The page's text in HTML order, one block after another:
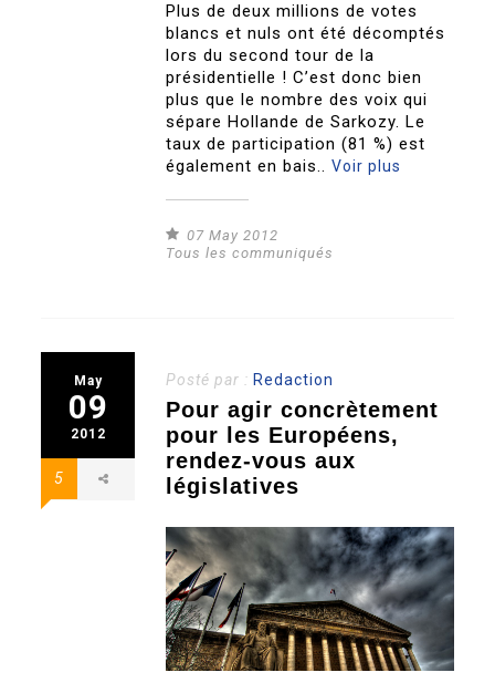
Plus de deux millions de votes
blancs et nuls ont été décomptés
lors du second tour de la
présidentielle ! C’est donc bien
plus que le nombre des voix qui
sépare Hollande de Sarkozy. Le
taux de participation (81 %) est
également en bais..Voir plus
07 May 2012
Tous les communiqués
May
09
2012
5
Posté par : Redaction
Pour agir concrètement
pour les Européens,
rendez-vous aux
législatives